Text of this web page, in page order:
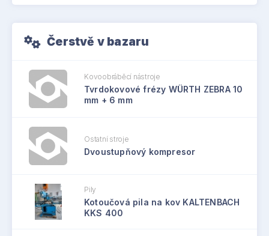
Čerstvě v bazaru
Kovoobráběcí nástroje
Tvrdokovové frézy WÜRTH ZEBRA 10
mm + 6 mm
Ostatní stroje
Dvoustupňový kompresor
Pily
Kotoučová pila na kov KALTENBACH
KKS 400